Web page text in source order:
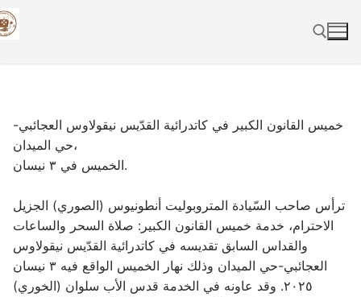
Skip
to
خميس القانون الكبير في كاتدرائية القدّيس نيقولاوس العجائبي-
حي الميدان،
الخميس في ٣ نيسان.
ترأس صاحب السّيادة المتروبوليت أنطونيوس (الصوري) الجزيل
الاحترام، خدمة خميس القانون الكبير: صلاة السحر والساعات
والقداس السابق تقديسه في كاتدرائية القدّيس نيقولاوس
العجائبي-حي الميدان وذلك نهار الخميس الواقع فيه ٣ نيسان
٢٠٢٥. وقد عاونه في الخدمة قدس الأب سلوان (الخوري)